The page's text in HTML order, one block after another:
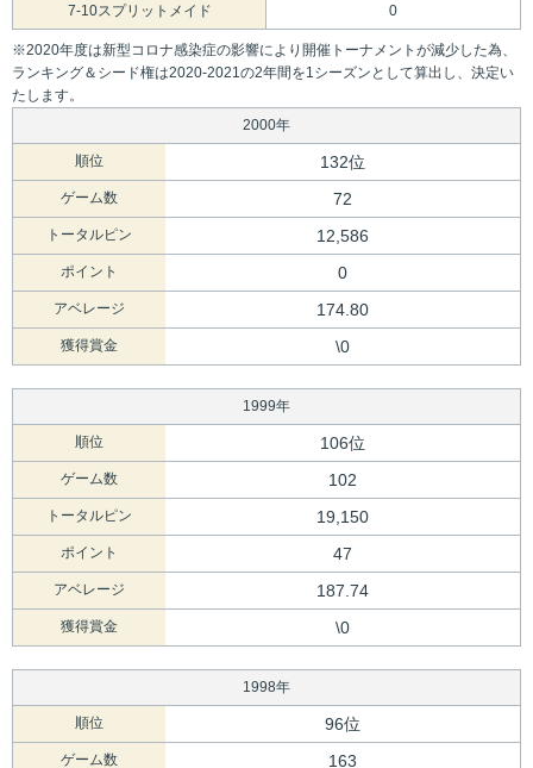
7-10スプリットメイド 0
※2020年度は新型コロナ感染症の影響により開催トーナメントが減少した為、
ランキング＆シード権は2020-2021の2年間を1シーズンとして算出し、決定い
たします。
2000年
順位 132位
ゲーム数 72
トータルピン 12,586
ポイント 0
アベレージ 174.80
獲得賞金 \0
1999年
順位 106位
ゲーム数 102
トータルピン 19,150
ポイント 47
アベレージ 187.74
獲得賞金 \0
1998年
順位 96位
ゲーム数 163